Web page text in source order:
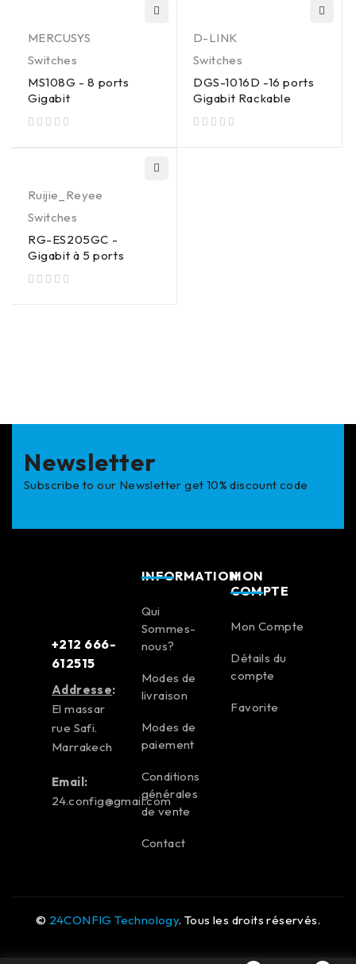
MERCUSYS
Switches
MS108G - 8 ports
Gigabit
D-LINK
Switches
DGS-1016D -16 ports
Gigabit Rackable
Ruijie_Reyee
Switches
RG-ES205GC -
Gigabit à 5 ports
Newsletter
Subscribe to our Newsletter get 10% discount code
+212 666-
612515
Addresse:
El massar
rue Safi.
Marrakech
Email:
24.config@gmail.com
INFORMATION
Qui
Sommes-
nous?
Modes de
livraison
Modes de
paiement
Conditions
générales
de vente
Contact
MON
COMPTE
Mon Compte
Détails du
compte
Favorite
© 24CONFIG Technology. Tous les droits réservés.